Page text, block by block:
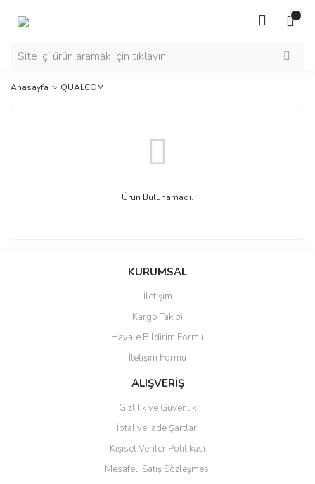
Anasayfa QUALCOM
Ürün Bulunamadı.
KURUMSAL
İletişim
Kargo Takibi
Havale Bildirim Formu
İletişim Formu
ALIŞVERİŞ
Gizlilik ve Güvenlik
İptal ve İade Şartları
Kişisel Veriler Politikası
Mesafeli Satış Sözleşmesi